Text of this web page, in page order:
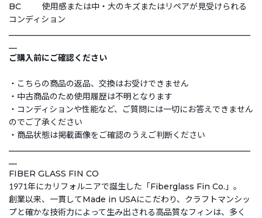
BC 使用感または中・大のキズまたはリペアが見受けられる
コンディション
ご購入前にご確認ください
・こちらの商品の返品、交換はお受けできません
・中古商品のため使用履歴は不明となります
・コンディションや性能など、ご質問には一切にお答えできません
のでご了承ください
・商品状態は掲載画像をご確認のうえご判断ください
FIBER GLASS FIN CO
1971年にカリフォルニアで誕生した「Fiberglass Fin Co.」。
創業以来、一貫してMade in USAにこだわり、クラフトマンシッ
プと確かな技術力によって生み出される高品質なフィンは、多く